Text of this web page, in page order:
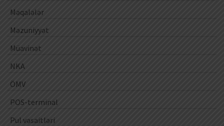
Məqalələr
Məzuniyyət
Müavinət
NKA
ÖMV
POS-terminal
Pul vəsaitləri